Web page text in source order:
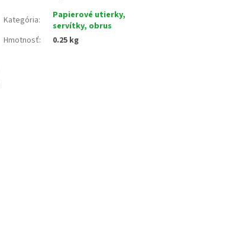
Kategória:
Papierové utierky,
servítky, obrus
Hmotnosť: 0.25 kg